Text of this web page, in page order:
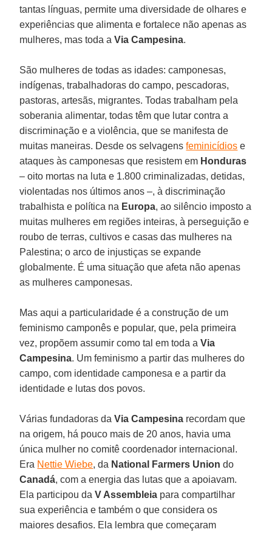
tantas línguas, permite uma diversidade de olhares e
experiências que alimenta e fortalece não apenas as
mulheres, mas toda aVia Campesina.
São mulheres de todas as idades: camponesas,
indígenas, trabalhadoras do campo, pescadoras,
pastoras, artesãs, migrantes. Todas trabalham pela
soberania alimentar, todas têm que lutar contra a
discriminação e a violência, que se manifesta de
muitas maneiras. Desde os selvagensfeminicídios e
ataques às camponesas que resistem em Honduras
– oito mortas na luta e 1.800 criminalizadas, detidas,
violentadas nos últimos anos –, à discriminação
trabalhista e política na Europa, ao silêncio imposto a
muitas mulheres em regiões inteiras, à perseguição e
roubo de terras, cultivos e casas das mulheres na
Palestina; o arco de injustiças se expande
globalmente. É uma situação que afeta não apenas
as mulheres camponesas.
Mas aqui a particularidade é a construção de um
feminismo camponês e popular, que, pela primeira
vez, propõem assumir como tal em toda aVia
Campesina. Um feminismo a partir das mulheres do
campo, com identidade camponesa e a partir da
identidade e lutas dos povos.
Várias fundadoras daVia Campesina recordam que
na origem, há pouco mais de 20 anos, havia uma
única mulher no comitê coordenador internacional.
Era Nettie Wiebe, da National Farmers Union do
Canadá, com a energia das lutas que a apoiavam.
Ela participou daV Assembleia para compartilhar
sua experiência e também o que considera os
maiores desafios. Ela lembra que começaram